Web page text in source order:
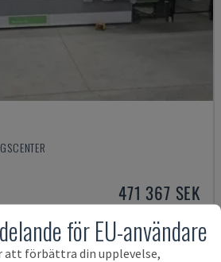
471 367 SEK
för EU-användare
att förbättra din upplevelse,